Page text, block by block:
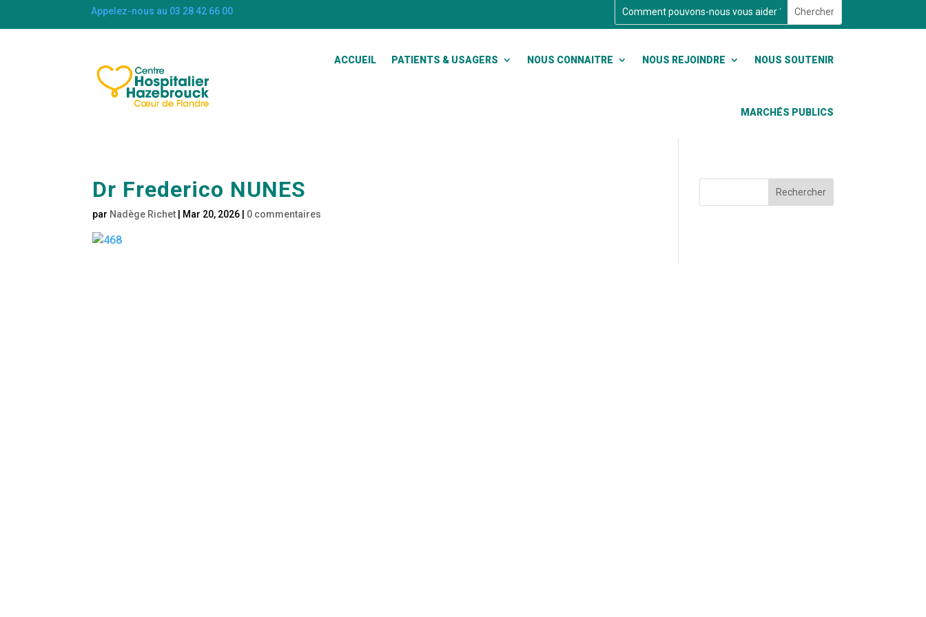
Appelez-nous au 03 28 42 66 00
ACCUEIL PATIENTS & USAGERS NOUS CONNAITRE NOUS REJOINDRE NOUS SOUTENIR
MARCHÉS PUBLICS
Dr Frederico NUNES
par Nadège Richet Mar 20, 2026 0 commentaires
Rechercher